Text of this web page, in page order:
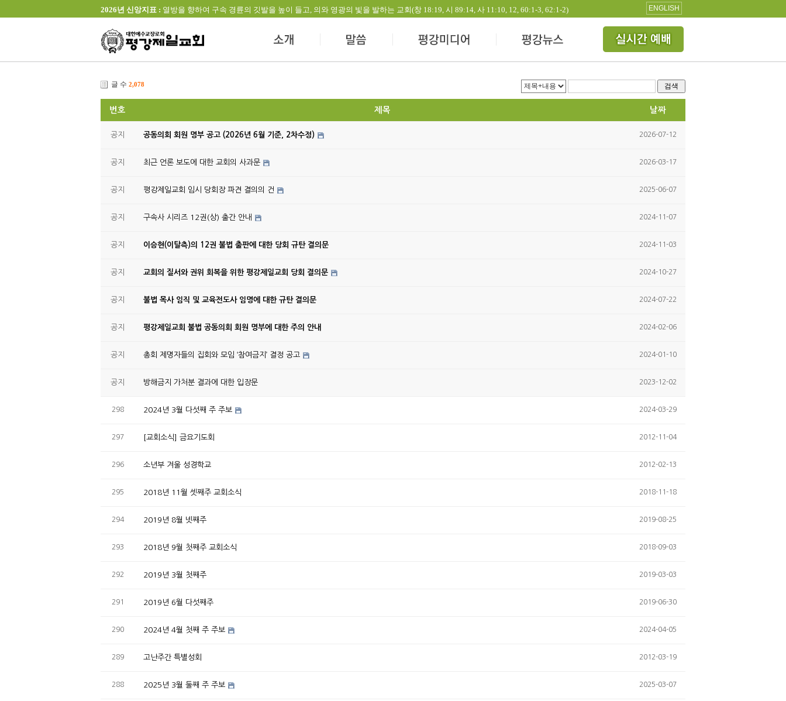
2026년 신앙지표 : 열방을 향하여 구속 경륜의 깃발을 높이 들고, 의와 영광의 빛을 발하는 교회(창 18:19, 시 89:14, 사 11:10, 12, 60:1-3, 62:1-2) ENGLISH
글 수 2,078 검색
번호 제목 날짜
공지 공동의회 회원 명부 공고 (2026년 6월 기준, 2차수정) 2026-07-12
공지 최근 언론 보도에 대한 교회의 사과문 2026-03-17
공지 평강제일교회 임시 당회장 파견 결의의 건 2025-06-07
공지 구속사 시리즈 12권(상) 출간 안내 2024-11-07
공지 이승현(이탈측)의 12권 불법 출판에 대한 당회 규탄 결의문 2024-11-03
공지 교회의 질서와 권위 회복을 위한 평강제일교회 당회 결의문 2024-10-27
공지 불법 목사 임직 및 교육전도사 임명에 대한 규탄 결의문 2024-07-22
공지 평강제일교회 불법 공동의회 회원 명부에 대한 주의 안내 2024-02-06
공지 총회 제명자들의 집회와 모임 ‘참여금지’ 결정 공고 2024-01-10
공지 방해금지 가처분 결과에 대한 입장문 2023-12-02
298 2024년 3월 다섯째 주 주보 2024-03-29
297 [교회소식] 금요기도회 2012-11-04
296 소년부 겨울 성경학교 2012-02-13
295 2018년 11월 셋째주 교회소식 2018-11-18
294 2019년 8월 넷째주 2019-08-25
293 2018년 9월 첫째주 교회소식 2018-09-03
292 2019년 3월 첫째주 2019-03-03
291 2019년 6월 다섯째주 2019-06-30
290 2024년 4월 첫째 주 주보 2024-04-05
289 고난주간 특별성회 2012-03-19
288 2025년 3월 둘째 주 주보 2025-03-07